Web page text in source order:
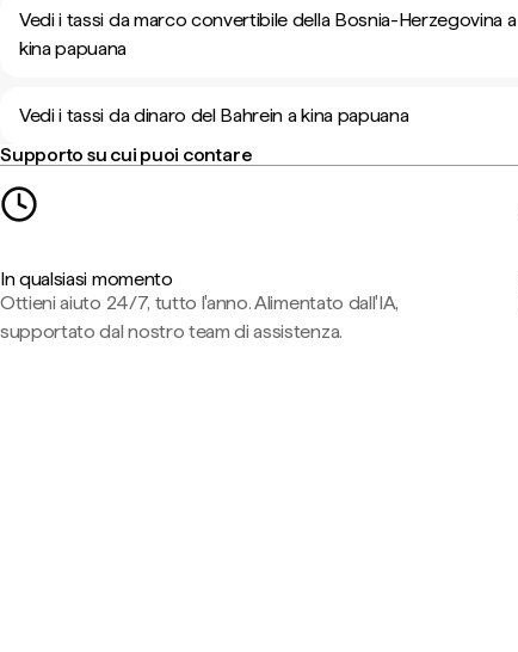
Vedi i tassi da marco convertibile della Bosnia-Herzegovina a
kina papuana
Vedi i tassi da dinaro del Bahrein a kina papuana
Supporto su cui puoi contare
In qualsiasi momento
Ottieni aiuto 24/7, tutto l'anno. Alimentato dall'IA,
supportato dal nostro team di assistenza.